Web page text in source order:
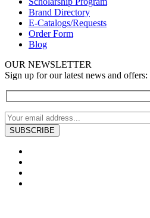
Brand Directory
E-Catalogs/Requests
Order Form
Blog
OUR NEWSLETTER
Sign up for our latest news and offers: